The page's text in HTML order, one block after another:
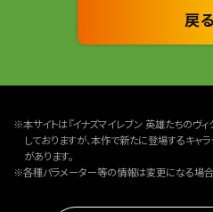
戻る
※本サイトは『イナズマイレブン 英雄たちのヴィ
しておりますが、本作で新たに登場するキャ
があります。
※各種パラメーター等の情報は変更になる場合